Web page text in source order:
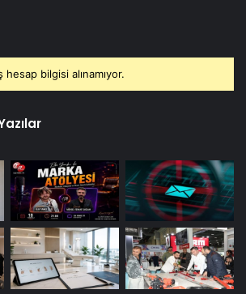
hesap bilgisi alınamıyor.